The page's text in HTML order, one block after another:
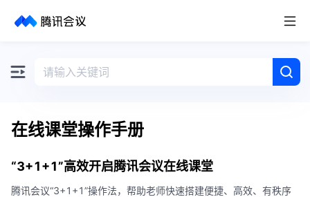
取消
在线课堂操作手册
“3+1+1”高效开启腾讯会议在线课堂
腾讯会议“3+1+1”操作法，帮助老师快速搭建便捷、高效、有秩序